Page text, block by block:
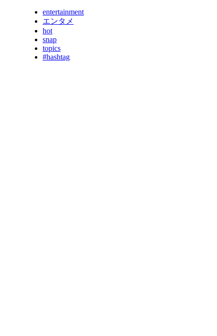
entertainment
エンタメ
hot
snap
topics
#hashtag